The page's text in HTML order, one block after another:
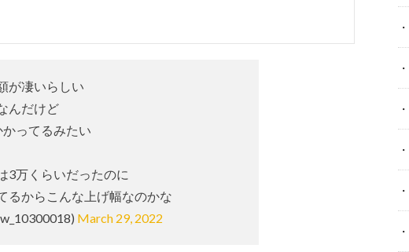
が凄いらしい
んだけど
ってるみたい
3万くらいだったのに
るからこんな上げ幅なのかな
March 29, 2022